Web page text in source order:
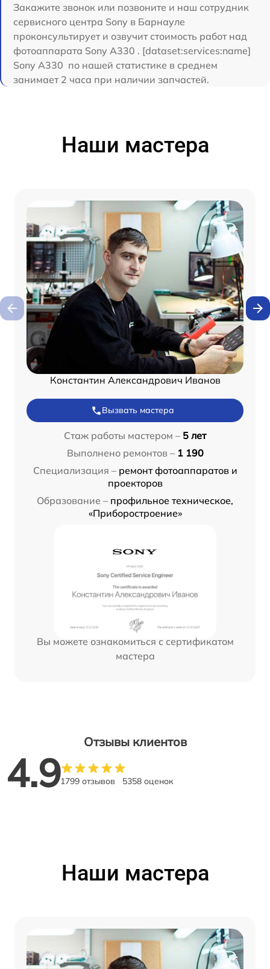
Закажите звонок или позвоните и наш сотрудник
сервисного центра Sony в Барнауле
проконсультирует и озвучит стоимость работ над
фотоаппарата Sony A330 . [dataset:services:name]
Sony A330 по нашей статистике в среднем
занимает 2 часа при наличии запчастей.
Наши мастера
Константин Александрович Иванов
Вызвать мастера
Стаж работы мастером – 5 лет
Выполнено ремонтов – 1 190
Специализация – ремонт фотоаппаратов и
проекторов
Образование – профильное техническое,
«Приборостроение»
Вы можете ознакомиться с сертификатом
мастера
Отзывы клиентов
4.91799 отзывов 5358 оценок
Наши мастера